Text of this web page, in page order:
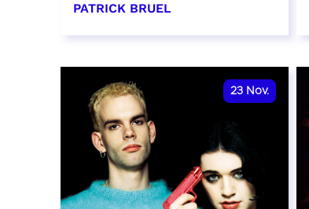
PATRICK BRUEL
RÉSERVER
23 Nov.